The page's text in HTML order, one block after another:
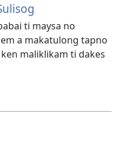
ti maysa no
a makatulong tapno
maliklikam ti dakes